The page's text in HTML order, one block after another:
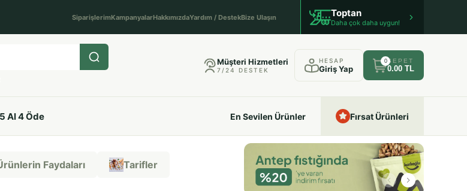
SiparişlerimKampanyalarHakkımızdaYardım / DestekBize Ulaşın Toptan
Daha çok daha uygun!
Müşteri Hizmetleri
7/24 DESTEK
HESAP
Giriş Yap
0 SEPET
0.00 TL
5 Al 4 Öde En Sevilen Ürünler Fırsat Ürünleri
Faydaları Tarifler